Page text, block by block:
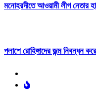
মনোহরদীতে আওয়ামী লীগ নেতার
পলাশে রোহিঙ্গাদের জন্ম নিবন্ধন